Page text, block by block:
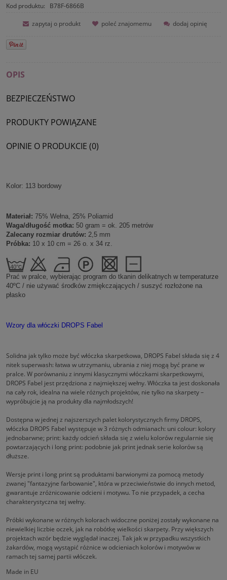
Kod produktu:
B78F-6866B
zapytaj o produkt poleć znajomemu dodaj opinię
OPIS
BEZPIECZEŃSTWO
PRODUKTY POWIĄZANE
OPINIE O PRODUKCIE (0)
Kolor: 113 bordowy
Materiał: 75% Wełna, 25% Poliamid
Waga/długość motka: 50 gram = ok. 205 metrów
Zalecany rozmiar drutów: 2,5 mm
Próbka: 10 x 10 cm = 26 o. x 34 rz.
Prać w pralce, wybierając program do tkanin delikatnych w temperaturze
40ºC / nie używać środków zmiękczających / suszyć rozłożone na
płasko
Wzory dla włóczki DROPS Fabel
Solidna jak tylko może być włóczka skarpetkowa, DROPS Fabel składa się z 4
nitek superwash: łatwa w utrzymaniu, ubrania z niej mogą być prane w
pralce. W porównaniu z innymi klasycznymi włóczkami skarpetkowymi,
DROPS Fabel jest przędziona z najmiększej wełny. Włóczka ta jest doskonała
na cały rok, idealna na wiele różnych projektów, nie tylko na skarpety –
wypróbujcie ją na produkty dla najmłodszych!
Dostępna w jednej z najszerszych palet kolorystycznych firmy DROPS,
włóczka DROPS Fabel występuje w 3 różnych odmianach: uni colour: kolory
jednobarwne; print: każdy odcień składa się z wielu kolorów regularnie się
powtarzających i long print: podobnie jak print jednak serie kolorów są
dłuższe.
Wersje print i long print są produktami barwionymi za pomocą metody
zwanej "fantazyjne farbowanie", która w przeciwieństwie do innych metod,
gwarantuje zróżnicowanie odcieni i motywu. To nie przypadek, a cecha
charakterystyczna tej wełny.
Próbki wykonane w różnych kolorach widoczne poniżej zostały wykonane na
niewielkiej liczbie oczek, jak na robótkę wielkości skarpety. Przy większych
projektach wzór będzie wyglądał inaczej. Tak jak w przypadku wszystkich
żakardów, mogą wystąpić różnice w odcieniach kolorów i motywów w
ramach tej samej partii włóczek.
Made in EU